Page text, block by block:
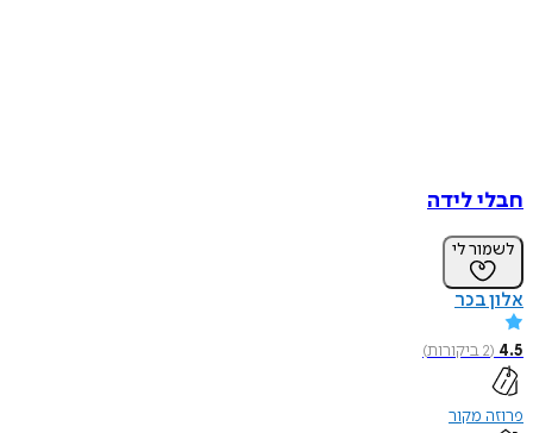
חבלי לידה
לשמור לי
אלון בכר
4.5
(
2ביקורות)
פרוזה מקור